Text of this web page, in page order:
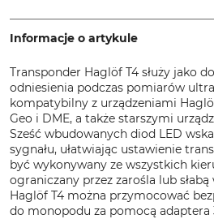
Informacje o artykule
Transponder Haglöf T4 służy jako
odniesienia podczas pomiarów
kompatybilny z urządzeniami
Geo i DME, a także starszymi
Sześć wbudowanych diod LED
sygnału, ułatwiając ustawienie
być wykonywany ze wszystkich
ograniczany przez zarośla lub
Haglöf T4 można przymocować
do monopodu za pomocą adaptera